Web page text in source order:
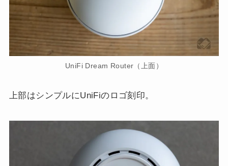
UniFi Dream Router（上面）
上部はシンプルにUniFiのロゴ刻印。